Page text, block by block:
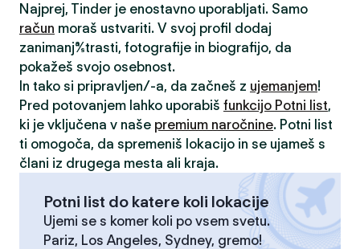
Najprej, Tinder je enostavno uporabljati. Samo
račun moraš ustvariti. V svoj profil dodaj
zanimanja/strasti, fotografije in biografijo, da
pokažeš svojo osebnost.
In tako si pripravljen/-a, da začneš z ujemanjem!
Pred potovanjem lahko uporabiš funkcijo Potni list,
ki je vključena v naše premium naročnine. Potni list
ti omogoča, da spremeniš lokacijo in se ujameš s
člani iz drugega mesta ali kraja.
Potni list do katere koli lokacije
Ujemi se s komer koli po vsem svetu.
Pariz, Los Angeles, Sydney, gremo!